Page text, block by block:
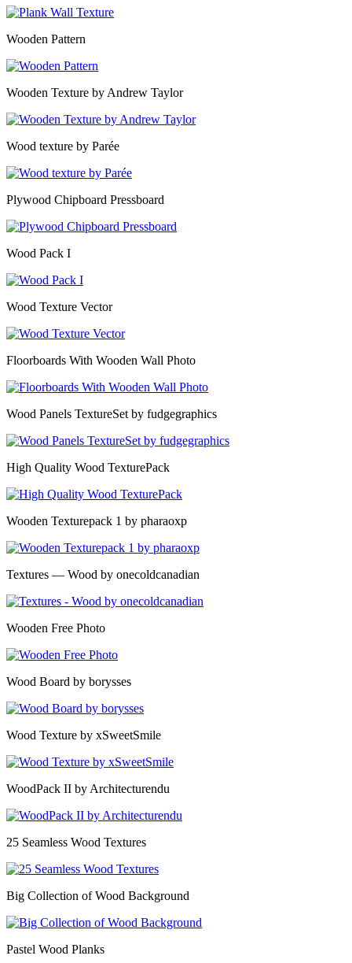
Wooden Pattern
Wooden Texture by Andrew Taylor
Wood texture by Parée
Plywood Chipboard Pressboard
Wood Pack I
Wood Texture Vector
Floorboards With Wooden Wall Photo
Wood Panels TextureSet by fudgegraphics
High Quality Wood TexturePack
Wooden Texturepack 1 by pharaoxp
Textures — Wood by onecoldcanadian
Wooden Free Photo
Wood Board by borysses
Wood Texture by xSweetSmile
WoodPack II by Architecturendu
25 Seamless Wood Textures
Big Collection of Wood Background
Pastel Wood Planks